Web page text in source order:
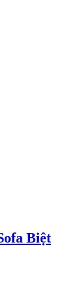
Biệt